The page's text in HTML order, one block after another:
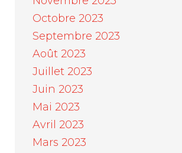
Octobre 2023
Septembre 2023
Août 2023
Juillet 2023
Juin 2023
Mai 2023
Avril 2023
Mars 2023